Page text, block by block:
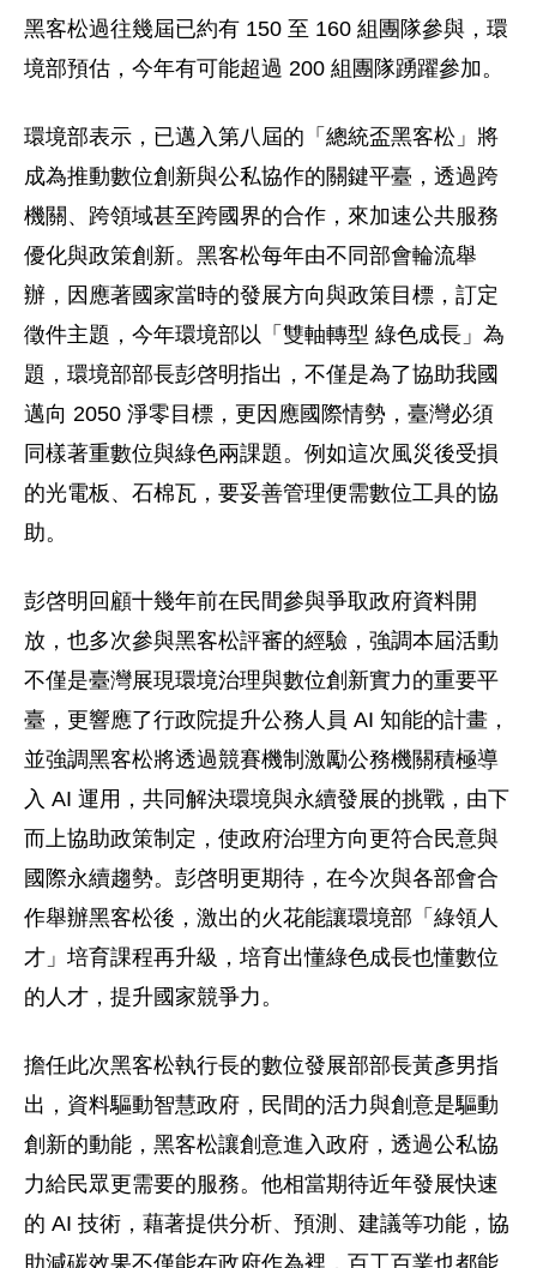
黑客松過往幾屆已約有 150 至 160 組團隊參與，環
境部預估，今年有可能超過 200 組團隊踴躍參加。
環境部表示，已邁入第八屆的「總統盃黑客松」將
成為推動數位創新與公私協作的關鍵平臺，透過跨
機關、跨領域甚至跨國界的合作，來加速公共服務
優化與政策創新。黑客松每年由不同部會輪流舉
辦，因應著國家當時的發展方向與政策目標，訂定
徵件主題，今年環境部以「雙軸轉型 綠色成長」為
題，環境部部長彭啓明指出，不僅是為了協助我國
邁向 2050 淨零目標，更因應國際情勢，臺灣必須
同樣著重數位與綠色兩課題。例如這次風災後受損
的光電板、石棉瓦，要妥善管理便需數位工具的協
助。
彭啓明回顧十幾年前在民間參與爭取政府資料開
放，也多次參與黑客松評審的經驗，強調本屆活動
不僅是臺灣展現環境治理與數位創新實力的重要平
臺，更響應了行政院提升公務人員 AI 知能的計畫，
並強調黑客松將透過競賽機制激勵公務機關積極導
入 AI 運用，共同解決環境與永續發展的挑戰，由下
而上協助政策制定，使政府治理方向更符合民意與
國際永續趨勢。彭啓明更期待，在今次與各部會合
作舉辦黑客松後，激出的火花能讓環境部「綠領人
才」培育課程再升級，培育出懂綠色成長也懂數位
的人才，提升國家競爭力。
擔任此次黑客松執行長的數位發展部部長黃彥男指
出，資料驅動智慧政府，民間的活力與創意是驅動
創新的動能，黑客松讓創意進入政府，透過公私協
力給民眾更需要的服務。他相當期待近年發展快速
的 AI 技術，藉著提供分析、預測、建議等功能，協